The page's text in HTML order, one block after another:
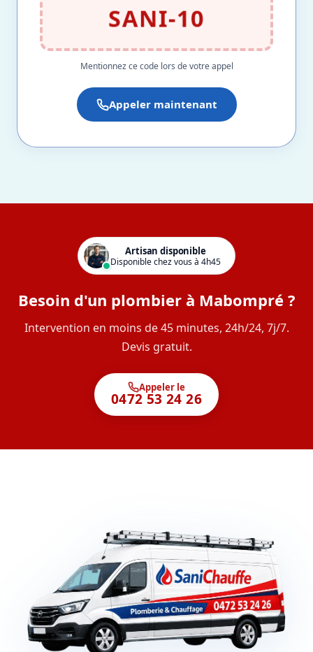
SANI-10
Mentionnez ce code lors de votre appel
Appeler maintenant
Artisan disponible
Disponible chez vous à 4h45
Besoin d'un plombier à Mabompré ?
Intervention en moins de 45 minutes, 24h/24, 7j/7.
Devis gratuit.
Appeler le
0472 53 24 26